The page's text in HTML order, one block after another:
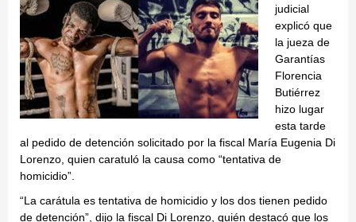
judicial
explicó que
la jueza de
Garantías
Florencia
Butiérrez
hizo lugar
esta tarde
al pedido de detención solicitado por la fiscal María Eugenia Di
Lorenzo, quien caratuló la causa como “tentativa de
homicidio”.
“La carátula es tentativa de homicidio y los dos tienen pedido
de detención”, dijo la fiscal Di Lorenzo, quién destacó que los